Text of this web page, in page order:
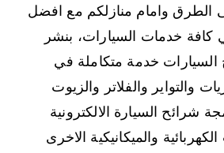
الطرق وامام منازلكم مع افضل
كافة خدمات السيارات، بنشر
خدمة متكاملة في
والتواير والفلاتر والزيوت
شرائح السيارة الالكترونية
والميكانيكية الاخرى